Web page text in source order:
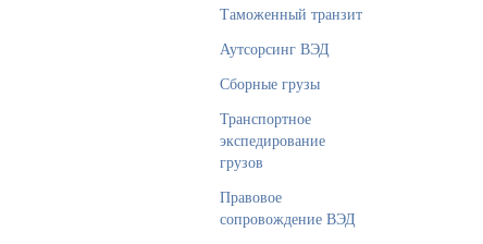
Таможенный транзит
Аутсорсинг ВЭД
Сборные грузы
Транспортное
экспедирование
грузов
Правовое
сопровождение ВЭД